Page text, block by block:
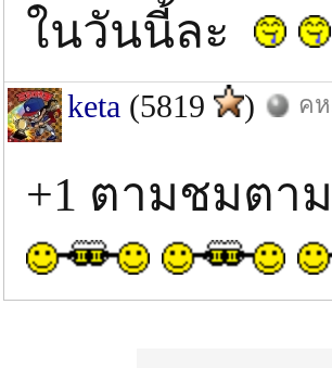
ในวันนี้ละ
keta (5819 ) คห
+1 ตามชมตา